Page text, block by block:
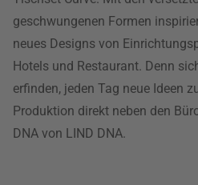
geschwungenen Formen
neues Designs von
Hotels und Restaurant. Denn
erfinden, jeden Tag neue Ideen
Produktion direkt neben den
DNA von LIND DNA.